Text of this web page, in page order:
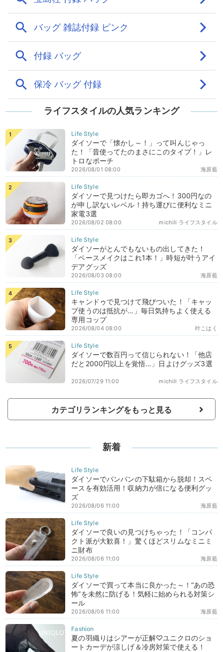
ライフスタイルの人気ランキング
ダイソーで「懐かし～！」って叫んじゃっ
た！「昔使ってたのまさにこのタイプ！」レ
トロなポーチ
海原藍
2026/08/01 08:00
ダイソーで見つけたら即カゴへ！300円なの
が申し訳ないレベル！持ち運びに便利なミニ
家電3選
michill ライフスタイル
2026/08/02 08:00
ダイソーがとんでもないもの出してきた！
「ベースメイクはこれ1本！」時短が叶うアイ
デアグッズ
海原藍
2026/08/03 08:00
キャンドゥで見つけて飛びついた！「キャッ
プ使うのは抵抗が…」毎日気持ちよく使える
専用コップ
叶こはく
2026/08/04 08:00
ダイソーで数百円って信じられない！「他店
だと2000円以上を覚悟…」日よけグッズ3選
michill ライフスタイル
2026/07/29 11:00
カテゴリランキングをもっと見る
新着
ダイソーでパンパンの下駄箱から脱却！スペ
ースを有効活用！収納力が倍になる便利グッ
ズ
海原藍
2026/08/06 11:00
ダイソーで良いの見つけちゃった！「コンパ
クト派が大歓喜！」驚くほどスリムなミニミ
ニ財布
海原藍
2026/08/06 11:00
ダイソーで買って本当に良かった～！“あの恐
怖”を未然に防げる！気軽に始められる対策シ
ール
海原藍
2026/08/06 11:00
夏の羽織りはシアーが正解♡ユニクロのショ
ートカーデが涼しげ＆冷房対策で使える！